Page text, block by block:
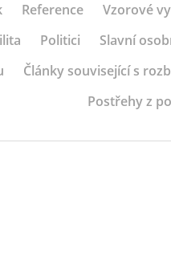
Reference Vzorové
Politici Slavní
Články související s
Postřehy z